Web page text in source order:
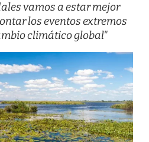
vamos a estar mejor
los eventos extremos
climático global"